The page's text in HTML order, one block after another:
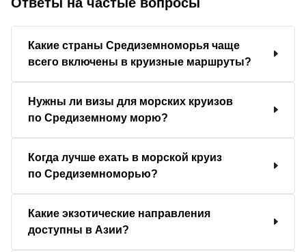
Какие страны Средиземноморья чаще
всего включены в круизные маршруты?
Нужны ли визы для морских круизов
по Средиземному морю?
Когда лучше ехать в морской круиз
по Средиземноморью?
Какие экзотические направления
доступны в Азии?